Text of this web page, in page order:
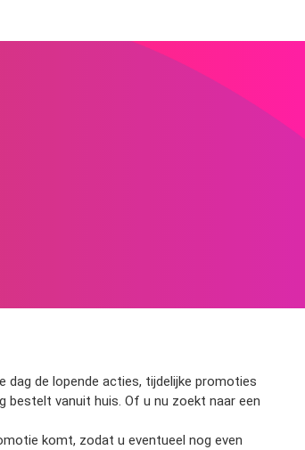
dag de lopende acties, tijdelijke promoties
bestelt vanuit huis. Of u nu zoekt naar een
komt, zodat u eventueel nog even